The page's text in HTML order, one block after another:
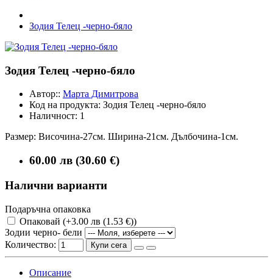
Зодия Телец -черно-бяло
Зодия Телец -черно-бяло
Автор:: Марта Димитрова
Код на продукта: Зодия Телец -черно-бяло
Наличност: 1
Размер: Височина-27см. Ширина-21см. Дълбочина-1см.
60.00 лв (30.60 €)
Налични варианти
Подаръчна опаковка
Опаковай (+3.00 лв (1.53 €))
Зодии черно- бели
Количество:
Купи сега
Описание